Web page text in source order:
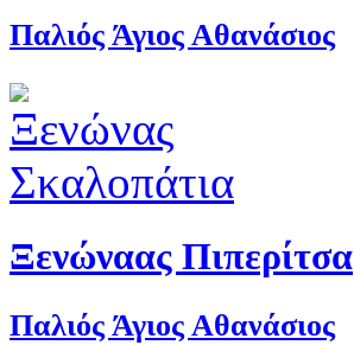
Παλιός Άγιος Αθανάσιος
Ξενώναας Πιπερίτσα
Παλιός Άγιος Αθανάσιος